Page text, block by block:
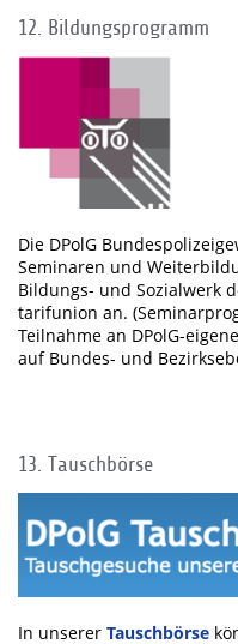
12. Bildungsprogramm
Die DPolG
Seminaren und
Bildungs- und Sozialwerk
tarifunion an.
Teilnahme an DPolG-
auf Bundes- und
13. Tauschbörse
In unserer Tauschbörse